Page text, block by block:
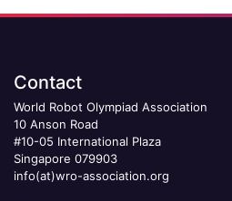
Contact
World Robot Olympiad Association
10 Anson Road
#10-05 International Plaza
Singapore 079903
info(at)wro-association.org